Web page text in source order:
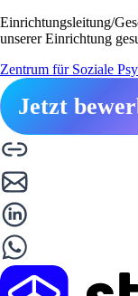
Einrichtungsleitung/
unserer Einrichtung
Zentrum für Soziale
Jetzt